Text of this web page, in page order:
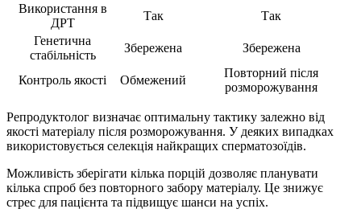
Використання в
ДРТ
Так
Так
Генетична
стабільність
Збережена Збережена
Контроль якості Обмежений
Повторний після
розморожування
Репродуктолог визначає оптимальну тактику залежно від
якості матеріалу після розморожування. У деяких випадках
використовується селекція найкращих сперматозоїдів.
Можливість зберігати кілька порцій дозволяє планувати
кілька спроб без повторного забору матеріалу. Це знижує
стрес для пацієнта та підвищує шанси на успіх.